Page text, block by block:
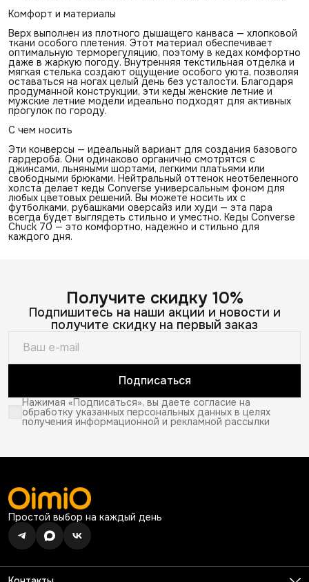
Комфорт и материалы
Верх выполнен из плотного дышащего канваса — хлопковой
ткани особого плетения. Этот материал обеспечивает
оптимальную терморегуляцию, поэтому в кедах комфортно
даже в жаркую погоду. Внутренняя текстильная отделка и
мягкая стелька создают ощущение особого уюта, позволяя
оставаться на ногах целый день без усталости. Благодаря
продуманной конструкции, эти кеды женские летние и
мужские летние модели идеально подходят для активных
прогулок по городу.
С чем носить
Эти конверсы — идеальный вариант для создания базового
гардероба. Они одинаково органично смотрятся с
джинсами, льняными шортами, легкими платьями или
свободными брюками. Нейтральный оттенок неотбеленного
холста делает кеды Converse универсальным фоном для
любых цветовых решений. Вы можете носить их с
футболками, рубашками оверсайз или худи — эта пара
всегда будет выглядеть стильно и уместно. Кеды Converse
Chuck 70 — это комфортно, надежно и стильно для
каждого дня.
Получите скидку 10%
Подпишитесь на наши акции и новости и
получите скидку на первый заказ
Подписаться
Нажимая «Подписаться», вы даете согласие на
обработку указанных персональных данных в целях
получения информационной и рекламной рассылки
Простой выбор на каждый день